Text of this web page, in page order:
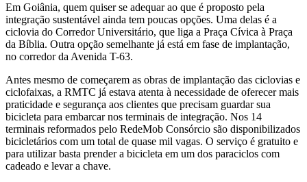
Em Goiânia, quem quiser se adequar ao que é proposto pela
integração sustentável ainda tem poucas opções. Uma delas é a
ciclovia do Corredor Universitário, que liga a Praça Cívica à Praça
da Bíblia. Outra opção semelhante já está em fase de implantação,
no corredor da Avenida T-63.
Antes mesmo de começarem as obras de implantação das ciclovias e
ciclofaixas, a RMTC já estava atenta à necessidade de oferecer mais
praticidade e segurança aos clientes que precisam guardar sua
bicicleta para embarcar nos terminais de integração. Nos 14
terminais reformados pelo RedeMob Consórcio são disponibilizados
bicicletários com um total de quase mil vagas. O serviço é gratuito e
para utilizar basta prender a bicicleta em um dos paraciclos com
cadeado e levar a chave.